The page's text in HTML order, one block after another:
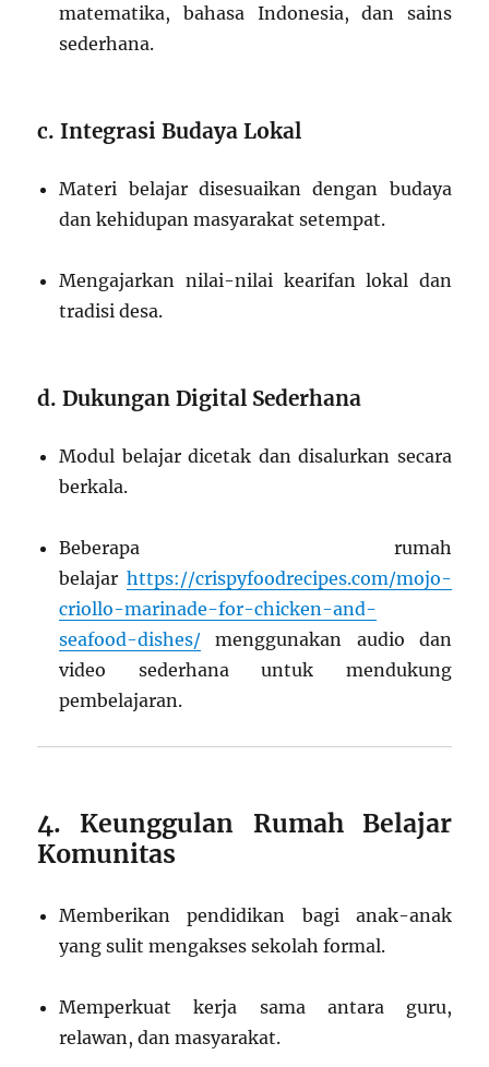
matematika, bahasa Indonesia, dan sains
sederhana.
c. Integrasi Budaya Lokal
Materi belajar disesuaikan dengan budaya
dan kehidupan masyarakat setempat.
Mengajarkan nilai-nilai kearifan lokal dan
tradisi desa.
d. Dukungan Digital Sederhana
Modul belajar dicetak dan disalurkan secara
berkala.
Beberapa rumah
belajar https://crispyfoodrecipes.com/mojo-
criollo-marinade-for-chicken-and-
seafood-dishes/ menggunakan audio dan
video sederhana untuk mendukung
pembelajaran.
4. Keunggulan Rumah Belajar
Komunitas
Memberikan pendidikan bagi anak-anak
yang sulit mengakses sekolah formal.
Memperkuat kerja sama antara guru,
relawan, dan masyarakat.